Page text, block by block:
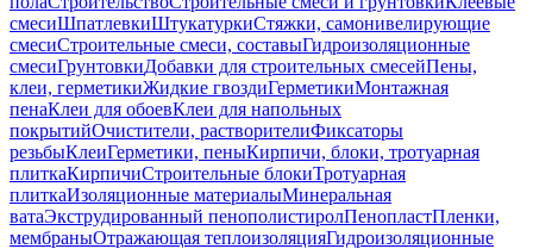
смесиШпатлевкиШтукатуркиСтяжки, самонивелирующие
смесиСтроительные смеси, составыГидроизоляционные
смесиГрунтовкиДобавки для строительных смесейПены,
клеи, герметикиЖидкие гвоздиГерметикиМонтажная
пенаКлеи для обоевКлеи для напольных
покрытийОчистители, растворителиФиксаторы
резьбыКлеиГерметики, пеныКирпичи, блоки, тротуарная
плиткаКирпичиСтроительные блокиТротуарная
плиткаИзоляционные материалыМинеральная
ватаЭкструдированный пенополистиролПенопластПленки,
мембраныОтражающая теплоизоляцияГидроизоляционные